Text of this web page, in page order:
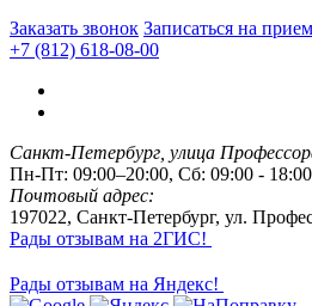
Заказать звонок Записаться на прием
+7 (812) 618-08-00
Санкт-Петербург, улица
Пн-Пт: 09:00–20:00, Сб: 09:00 -
Почтовый адрес:
197022, Санкт-Петербург, ул.
Рады отзывам на 2ГИС!
Рады отзывам на Яндекс!